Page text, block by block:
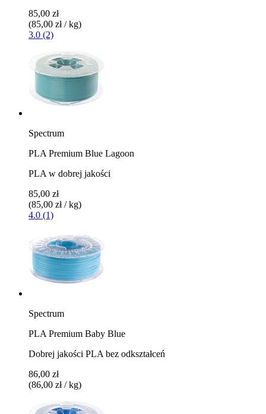
85,00 zł
(85,00 zł / kg)
3.0 (2)
Spectrum
PLA Premium Blue Lagoon
PLA w dobrej jakości
85,00 zł
(85,00 zł / kg)
4.0 (1)
Spectrum
PLA Premium Baby Blue
Dobrej jakości PLA bez odkształceń
86,00 zł
(86,00 zł / kg)